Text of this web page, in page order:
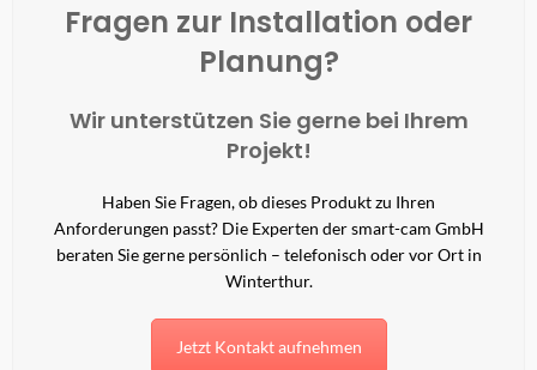
Fragen zur Installation oder
Planung?
Wir unterstützen Sie gerne bei Ihrem
Projekt!
Haben Sie Fragen, ob dieses Produkt zu Ihren
Anforderungen passt? Die Experten der smart-cam GmbH
beraten Sie gerne persönlich – telefonisch oder vor Ort in
Winterthur.
Jetzt Kontakt aufnehmen